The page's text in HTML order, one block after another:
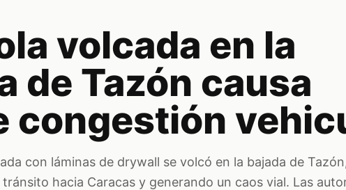
volcada en la
de Tazón causa
congestión
con láminas de drywall se volcó en la bajada de
hacia Caracas y generando un caos vial. Las